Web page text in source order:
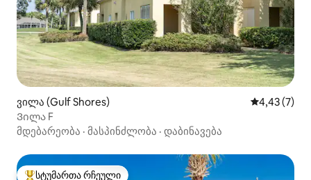
ვილა (Gulf Shores) საშუალო
4,43 (7)
Ვილა F
მდებარეობა · მასპინძლობა · დაბინავება
სტუმართა რჩეული